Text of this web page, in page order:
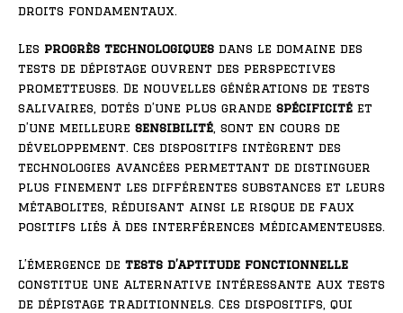
droits fondamentaux.
Les progrès technologiques dans le domaine des
tests de dépistage ouvrent des perspectives
prometteuses. De nouvelles générations de tests
salivaires, dotés d’une plus grande spécificité et
d’une meilleure sensibilité , sont en cours de
développement. Ces dispositifs intègrent des
technologies avancées permettant de distinguer
plus finement les différentes substances et leurs
métabolites, réduisant ainsi le risque de faux
positifs liés à des interférences médicamenteuses.
L’émergence de tests d’aptitude fonctionnelle
constitue une alternative intéressante aux tests
de dépistage traditionnels. Ces dispositifs, qui